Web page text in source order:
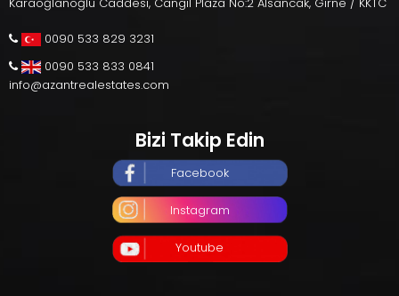
0090 533 829 3231
0090 533 833 0841
info@azantrealestates.com
Bizi Takip Edin
Facebook
Instagram
Youtube